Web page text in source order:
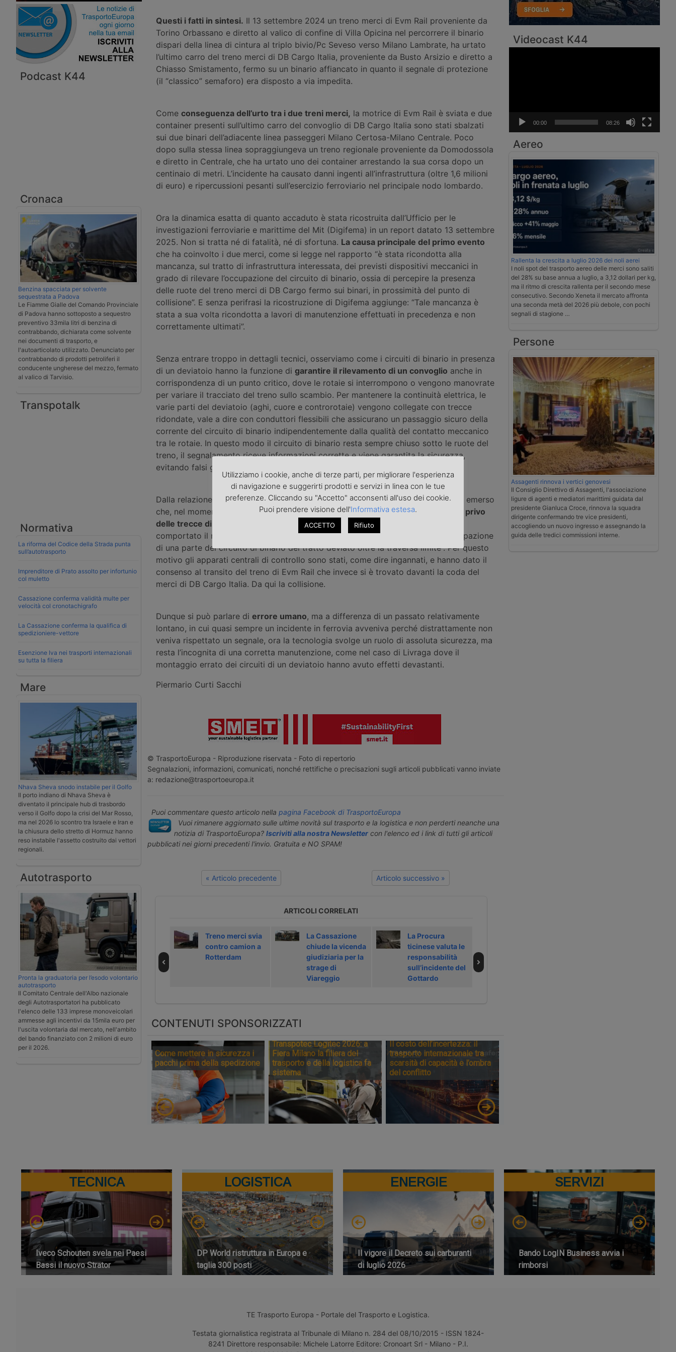
Podcast K44
Cronaca
Benzina spacciata per solvente
sequestrata a Padova
Le Fiamme Gialle del Comando Provinciale
di Padova hanno sottoposto a sequestro
preventivo 33mila litri di benzina di
contrabbando, dichiarata come solvente
nei documenti di trasporto, e
l'autoarticolato utilizzato. Denunciato per
contrabbando di prodotti petroliferi il
conducente ungherese del mezzo, fermato
al valico di Tarvisio.
Transpotalk
Normativa
La riforma del Codice della Strada punta
sull’autotrasporto
Imprenditore di Prato assolto per infortunio
col muletto
Cassazione conferma validità multe per
velocità col cronotachigrafo
La Cassazione conferma la qualifica di
spedizioniere-vettore
Esenzione Iva nei trasporti internazionali
su tutta la filiera
Mare
Nhava Sheva snodo instabile per il Golfo
Il porto indiano di Nhava Sheva è
diventato il principale hub di trasbordo
verso il Golfo dopo la crisi del Mar Rosso,
ma nel 2026 lo scontro tra Israele e Iran e
la chiusura dello stretto di Hormuz hanno
reso instabile l'assetto costruito dai vettori
regionali.
Autotrasporto
Pronta la graduatoria per l’esodo volontario
autotrasporto
Il Comitato Centrale dell'Albo nazionale
degli Autotrasportatori ha pubblicato
l'elenco delle 133 imprese monoveicolari
ammesse agli incentivi da 15mila euro per
l'uscita volontaria dal mercato, nell'ambito
del bando finanziato con 2 milioni di euro
per il 2026.
Questi i fatti in sintesi. Il 13 settembre 2024 un treno merci di Evm Rail proveniente da
Torino Orbassano e diretto al valico di confine di Villa Opicina nel percorrere il binario
dispari della linea di cintura al triplo bivio/Pc Seveso verso Milano Lambrate, ha urtato
l’ultimo carro del treno merci di DB Cargo Italia, proveniente da Busto Arsizio e diretto a
Chiasso Smistamento, fermo su un binario affiancato in quanto il segnale di protezione
(il “classico” semaforo) era disposto a via impedita.
Come conseguenza dell’urto tra i due treni merci, la motrice di Evm Rail è sviata e due
container presenti sull’ultimo carro del convoglio di DB Cargo Italia sono stati sbalzati
sui due binari dell’adiacente linea passeggeri Milano Certosa-Milano Centrale. Poco
dopo sulla stessa linea sopraggiungeva un treno regionale proveniente da Domodossola
e diretto in Centrale, che ha urtato uno dei container arrestando la sua corsa dopo un
centinaio di metri. L’incidente ha causato danni ingenti all’infrastruttura (oltre 1,6 milioni
di euro) e ripercussioni pesanti sull’esercizio ferroviario nel principale nodo lombardo.
Ora la dinamica esatta di quanto accaduto è stata ricostruita dall’Ufficio per le
investigazioni ferroviarie e marittime del Mit (Digifema) in un report datato 13 settembre
2025. Non si tratta né di fatalità, né di sfortuna. La causa principale del primo evento
che ha coinvolto i due merci, come si legge nel rapporto “è stata ricondotta alla
mancanza, sul tratto di infrastruttura interessata, dei previsti dispositivi meccanici in
grado di rilevare l’occupazione del circuito di binario, ossia di percepire la presenza
delle ruote del treno merci di DB Cargo fermo sui binari, in prossimità del punto di
collisione”. E senza perifrasi la ricostruzione di Digifema aggiunge: “Tale mancanza è
stata a sua volta ricondotta a lavori di manutenzione effettuati in precedenza e non
correttamente ultimati”.
Senza entrare troppo in dettagli tecnici, osserviamo come i circuiti di binario in presenza
di un deviatoio hanno la funzione di garantire il rilevamento di un convoglio anche in
corrispondenza di un punto critico, dove le rotaie si interrompono o vengono manovrate
per variare il tracciato del treno sullo scambio. Per mantenere la continuità elettrica, le
varie parti del deviatoio (aghi, cuore e controrotaie) vengono collegate con trecce
ridondate, vale a dire con conduttori flessibili che assicurano un passaggio sicuro della
corrente del circuito di binario indipendentemente dalla qualità del contatto meccanico
tra le rotaie. In questo modo il circuito di binario resta sempre chiuso sotto le ruote del
treno, il segnalamento riceve informazioni corrette e viene garantita la sicurezza,
evitando falsi guasti oppure mancate occupazioni della sezione.
Dalla relazione dell’indagine avviata da Rfi, come si legge nel report Digifema, “è emerso
che, nel momento in cui si è verificato l’evento, il circuito di binario 352 risultava privo
delle trecce di parallelismo ridondate previste”
e l’assenza di queste trecce “ha
comportato il non funzionamento dell’apparato che non ha potuto rilevare l’occupazione
di una parte del circuito di binario del tratto deviato oltre la traversa limite”. Per questo
motivo gli apparati centrali di controllo sono stati, come dire ingannati, e hanno dato il
consenso al transito del treno di Evm Rail che invece si è trovato davanti la coda del
merci di DB Cargo Italia. Da qui la collisione.
Dunque si può parlare di errore umano, ma a differenza di un passato relativamente
lontano, in cui quasi sempre un incidente in ferrovia avveniva perché distrattamente non
veniva rispettato un segnale, ora la tecnologia svolge un ruolo di assoluta sicurezza, ma
resta l’incognita di una corretta manutenzione, come nel caso di Livraga dove il
montaggio errato dei circuiti di un deviatoio hanno avuto effetti devastanti.
Piermario Curti Sacchi
© TrasportoEuropa - Riproduzione riservata - Foto di repertorio
Segnalazioni, informazioni, comunicati, nonché rettifiche o precisazioni sugli articoli pubblicati vanno inviate
a: redazione@trasportoeuropa.it
Puoi commentare questo articolo nella pagina Facebook di TrasportoEuropa
Vuoi rimanere aggiornato sulle ultime novità sul trasporto e la logistica e non perderti neanche una
notizia di TrasportoEuropa? Iscriviti alla nostra Newslettercon l'elenco ed i link di tutti gli articoli
pubblicati nei giorni precedenti l'invio. Gratuita e NO SPAM!
« Articolo precedente Articolo successivo »
ARTICOLI CORRELATI
Confermate in
Appello le
condanne per la
strage ferroviaria
di Viareggio
Attentato alla
sede della
ferrovia greca
Hellenic Train
Treno merci svia
contro camion a
Rotterdam
La Cassazione
chiude la vicenda
giudiziaria per la
strage di
Viareggio
La Procura
ticinese valuta le
responsabilità
sull’incidente del
Gottardo
CONTENUTI SPONSORIZZATI
Come mettere in sicurezza i
pacchi prima della spedizione
Transpotec Logitec 2026: a
Fiera Milano la filiera del
trasporto e della logistica fa
sistema
Il costo dell’incertezza: il
trasporto internazionale tra
scarsità di capacità e l’ombra
del conflitto
Videocast K44
00:00 08:26
Aereo
Rallenta la crescita a luglio 2026 dei noli aerei
I noli spot del trasporto aereo delle merci sono saliti
del 28% su base annua a luglio, a 3,12 dollari per kg,
ma il ritmo di crescita rallenta per il secondo mese
consecutivo. Secondo Xeneta il mercato affronta
una seconda metà del 2026 più debole, con pochi
segnali di stagione …
Persone
Assagenti rinnova i vertici genovesi
Il Consiglio Direttivo di Assagenti, l'associazione
ligure di agenti e mediatori marittimi guidata dal
presidente Gianluca Croce, rinnova la squadra
dirigente confermando tre vice presidenti,
accogliendo un nuovo ingresso e assegnando la
guida delle tredici commissioni interne.
TECNICA
Iveco Schouten svela nei Paesi
Bassi il nuovo Strator
LOGISTICA
DP World ristruttura in Europa e
taglia 300 posti
ENERGIE
Il vigore il Decreto sui carburanti
di luglio 2026
SERVIZI
Bando LogIN Business avvia i
rimborsi
TE Trasporto Europa - Portale del Trasporto e Logistica.
Testata giornalistica registrata al Tribunale di Milano n. 284 del 08/10/2015 - ISSN 1824-
8241 Direttore responsabile: Michele Latorre Editore: Cronoart Srl - Milano - P.I.
Utilizziamo i cookie, anche di terze parti, per migliorare l'esperienza
di navigazione e suggerirti prodotti e servizi in linea con le tue
preferenze. Cliccando su "Accetto" acconsenti all'uso dei cookie.
Puoi prendere visione dell'Informativa estesa.
ACCETTO Rifiuto